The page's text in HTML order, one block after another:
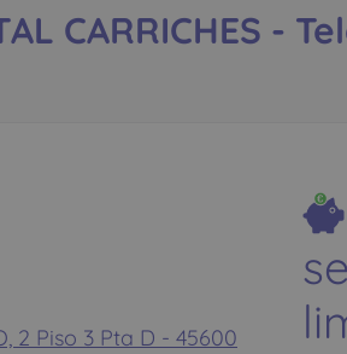
CARRICHES -
2 Piso 3 Pta D - 45600